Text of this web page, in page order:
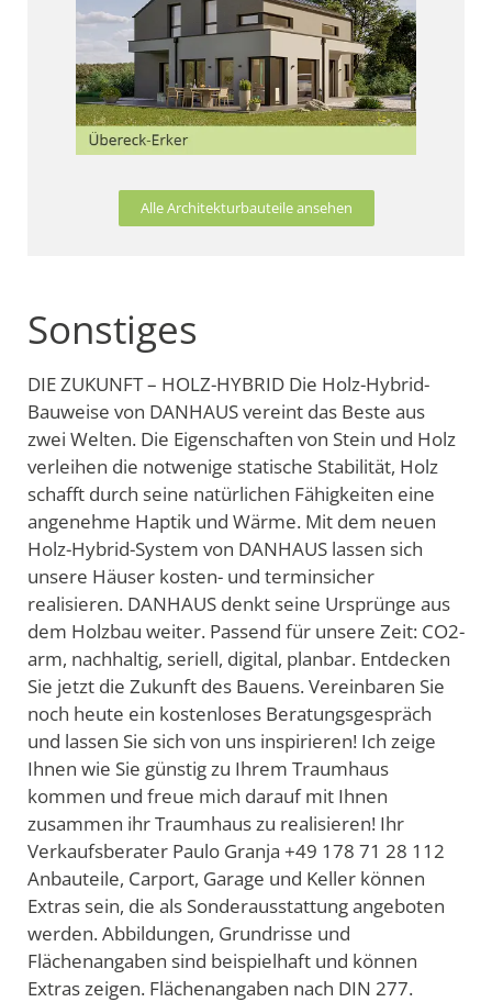
Alle Architekturbauteile ansehen
Sonstiges
DIE ZUKUNFT – HOLZ-HYBRID Die Holz-Hybrid-
Bauweise von DANHAUS vereint das Beste aus
zwei Welten. Die Eigenschaften von Stein und Holz
verleihen die notwenige statische Stabilität, Holz
schafft durch seine natürlichen Fähigkeiten eine
angenehme Haptik und Wärme. Mit dem neuen
Holz-Hybrid-System von DANHAUS lassen sich
unsere Häuser kosten- und terminsicher
realisieren. DANHAUS denkt seine Ursprünge aus
dem Holzbau weiter. Passend für unsere Zeit: CO2-
arm, nachhaltig, seriell, digital, planbar. Entdecken
Sie jetzt die Zukunft des Bauens. Vereinbaren Sie
noch heute ein kostenloses Beratungsgespräch
und lassen Sie sich von uns inspirieren! Ich zeige
Ihnen wie Sie günstig zu Ihrem Traumhaus
kommen und freue mich darauf mit Ihnen
zusammen ihr Traumhaus zu realisieren! Ihr
Verkaufsberater Paulo Granja +49 178 71 28 112
Anbauteile, Carport, Garage und Keller können
Extras sein, die als Sonderausstattung angeboten
werden. Abbildungen, Grundrisse und
Flächenangaben sind beispielhaft und können
Extras zeigen. Flächenangaben nach DIN 277.